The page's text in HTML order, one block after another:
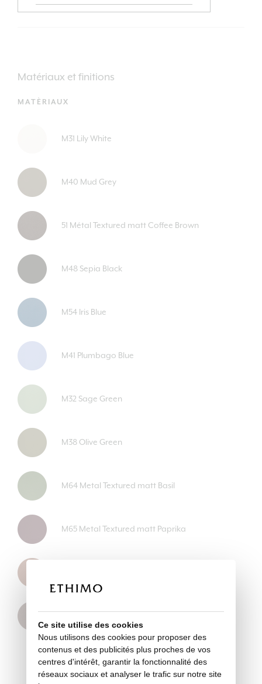
Matériaux et finitions
MATÈRIAUX
M31 Lily White
M40 Mud Grey
51 Métal Textured matt Coffee Brown
M48 Sepia Black
M54 Iris Blue
M41 Plumbago Blue
M32 Sage Green
M38 Olive Green
M64 Metal Textured matt Basil
M65 Metal Textured matt Paprika
Ce site utilise des cookies
Nous utilisons des cookies pour proposer des
contenus et des publicités plus proches de vos
centres d'intérêt, garantir la fonctionnalité des
réseaux sociaux et analyser le trafic sur notre site